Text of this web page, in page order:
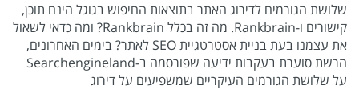
שלושת הגורמים לדירוג האתר בתוצאות החיפוש בגוגל הינם תוכן,
קישורים ו-Rankbrain. מה זה בכלל Rankbrain? ומה כדאי לשאול
את עצמנו בעת בניית אסטרטגיית SEO לאתר? בימים האחרונים,
הרשת סוערת בעקבות ידיעה שפורסמה ב-Searchengineland
על שלושת הגורמים העיקריים שמשפיעים על דירוג